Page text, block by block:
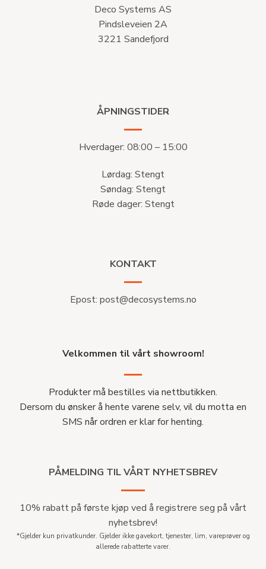
Deco Systems AS
Pindsleveien 2A
3221 Sandefjord
ÅPNINGSTIDER
Hverdager: 08:00 – 15:00
Lørdag: Stengt
Søndag: Stengt
Røde dager: Stengt
KONTAKT
Epost: post@decosystems.no
Velkommen til vårt showroom!
Produkter må bestilles via nettbutikken.
Dersom du ønsker å hente varene selv, vil du motta en
SMS når ordren er klar for henting.
PÅMELDING TIL VÅRT NYHETSBREV
10% rabatt på første kjøp ved å registrere seg på vårt
nyhetsbrev!
*Gjelder kun privatkunder. Gjelder ikke gavekort, tjenester, lim, vareprøver og
allerede rabatterte varer.